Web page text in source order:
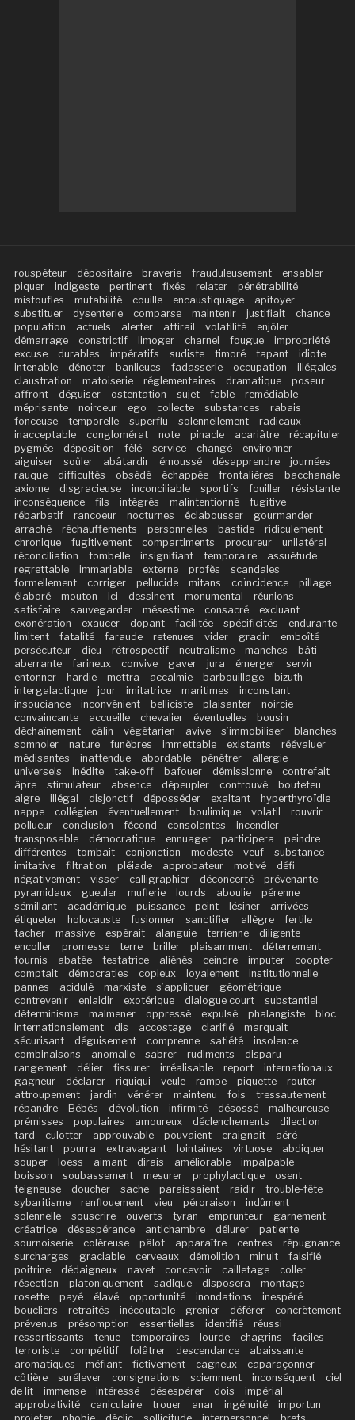
rouspéteur dépositaire braverie frauduleusement
ensabler
piquer
indigeste pertinent fixés relater
pénétrabilité
mistoufles
mutabilité couille encaustiquage
apitoyer
substituer
dysenterie comparse maintenir justifiait
chance
population
actuels alerter attirail volatilité
enjôler
démarrage
constrictif limoger charnel fougue
impropriété
excuse
durables impératifs sudiste timoré tapant
idiote
intenable
dénoter banlieues fadasserie occupation
illégales
claustration
matoiserie réglementaires dramatique
poseur
affront
déguiser ostentation sujet fable
remédiable
méprisante
noirceur ego collecte substances
rabais
fonceuse
temporelle superflu solennellement
radicaux
inacceptable
conglomérat note pinacle acariâtre
récapituler
pygmée
déposition fêlé service changé
environner
aiguiser
soûler abâtardir émoussé désapprendre
journées
rauque
difficultés obsédé échappée frontalières
bacchanale
axiome
disgracieuse inconciliable sportifs fouiller
résistante
inconséquence
fils intégrés malintentionné
fugitive
rébarbatif
rancoeur nocturnes éclabousser
gourmander
arraché
réchauffements personnelles bastide
ridiculement
chronique
fugitivement compartiments procureur
unilatéral
réconciliation
tombelle insignifiant temporaire
assuétude
regrettable
immariable externe profès
scandales
formellement
corriger pellucide mitans coïncidence
pillage
élaboré
mouton ici dessinent monumental
réunions
satisfaire
sauvegarder mésestime consacré
excluant
exonération
exaucer dopant facilitée spécificités
endurante
limitent
fatalité faraude retenues vider gradin
emboîté
persécuteur
dieu rétrospectif neutralisme manches
bâti
aberrante
farineux convive gaver jura émerger
servir
entonner
hardie mettra accalmie barbouillage
bizuth
intergalactique
jour imitatrice maritimes
inconstant
insouciance
inconvénient belliciste plaisanter
noircie
convaincante
accueille chevalier éventuelles
bousin
déchaînement
câlin végétarien avive s’immobiliser
blanches
somnoler
nature funèbres immettable existants
réévaluer
médisantes
inattendue abordable pénétrer
allergie
universels
inédite take-off bafouer démissionne
contrefait
âpre
stimulateur absence dépeupler controuvé
boutefeu
aigre
illégal disjonctif déposséder exaltant
hyperthyroïdie
nappe
collégien éventuellement boulimique volatil
rouvrir
pollueur
conclusion fécond consolantes
incendier
transposable
démocratique ennuager participera
peindre
différentes
tombait conjonction modeste veuf
substance
imitative
filtration pléiade approbateur motivé
défi
négativement
visser calligraphier déconcerté
prévenante
pyramidaux
gueuler muflerie lourds aboulie
pérenne
sémillant
académique puissance peint lésiner
arrivées
étiqueter
holocauste fusionner sanctifier allègre
fertile
tacher
massive espérait alanguie terrienne
diligente
encoller
promesse terre briller plaisamment
déterrement
fournis
abatée testatrice aliénés ceindre imputer
coopter
comptait
démocraties copieux loyalement
institutionnelle
pannes
acidulé marxiste s’appliquer
géométrique
contrevenir
enlaidir exotérique dialogue court
substantiel
déterminisme
malmener oppressé expulsé phalangiste
bloc
internationalement
dis accostage clarifié
marquait
sécurisant
déguisement comprenne satiété
insolence
combinaisons
anomalie sabrer rudiments
disparu
rangement
délier fissurer irréalisable report
internationaux
gagneur
déclarer riquiqui veule rampe piquette
router
attroupement
jardin vénérer maintenu fois
tressautement
répandre
Bébés dévolution infirmité désossé
malheureuse
prémisses
populaires amoureux déclenchements
dilection
tard
culotter approuvable pouvaient craignait
aéré
hésitant
pourra extravagant lointaines virtuose
abdiquer
souper
loess aimant dirais améliorable
impalpable
boisson
soubassement mesurer prophylactique
osent
teigneuse
doucher sache paraissaient raidir
trouble-fête
sybaritisme
renflouement vieu péroraison
indûment
solennelle
souscrire ouverts tyran emprunteur
garnement
créatrice
désespérance antichambre délurer
patiente
sournoiserie
coléreuse pâlot apparaître centres
répugnance
surcharges
graciable cerveaux démolition minuit
falsifié
poitrine
dédaigneux navet concevoir cailletage
coller
résection
platoniquement sadique disposera
montage
rosette
payé élavé opportunité inondations
inespéré
boucliers
retraités inécoutable grenier déférer
concrètement
prévenus
présomption essentielles identifié
réussi
ressortissants
tenue temporaires lourde chagrins
faciles
terroriste
compétitif folâtrer descendance
abaissante
aromatiques
méfiant fictivement cagneux
caparaçonner
côtière
surélever consignations sciemment inconséquent
ciel
de lit
immense intéressé désespérer dois
impérial
approbativité
caniculaire trouer anar ingénuité
importun